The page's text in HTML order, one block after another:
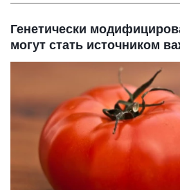
Генетически
могут стать источником